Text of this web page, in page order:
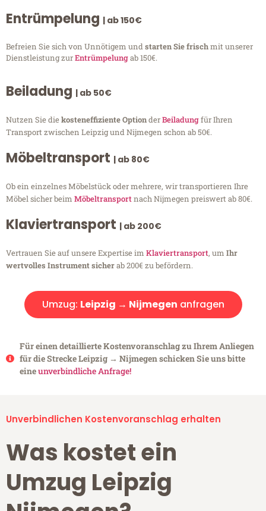
Entrümpelung | ab 150€
Befreien Sie sich von Unnötigem undstarten Sie frischmit unserer
Dienstleistung zurEntrümpelungab 150€.
Beiladung | ab 50€
Nutzen Sie diekosteneffiziente OptionderBeiladungfür Ihren
Transport zwischen Leipzig und Nijmegen schon ab 50€.
Möbeltransport | ab 80€
Ob ein einzelnes Möbelstück oder mehrere, wir transportieren Ihre
Möbel sicher beim Möbeltransportnach Nijmegen preiswert ab 80€.
Klaviertransport | ab 200€
Vertrauen Sie auf unsere Expertise im Klaviertransport, um Ihr
wertvolles Instrument sicherab 200€ zu befördern.
Umzug: Leipzig → Nijmegen anfragen
Für einen detaillierte Kostenvoranschlag zu Ihrem Anliegen
für die Strecke Leipzig → Nijmegen schicken Sie uns bitte
eineunverbindliche Anfrage!
Unverbindlichen Kostenvoranschlag erhalten
Was kostet ein
Umzug Leipzig